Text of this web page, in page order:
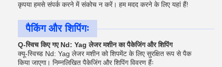
कृपया हमसे संपर्क करने में संकोच न करें। हम मदद करने के लिए यहां हैं!
पैकिंग और शिपिंगः
Q-स्विच किए गए Nd: Yag लेजर मशीन का पैकेजिंग और शिपिंग
क्यू-स्विच्ड Nd: Yag लेजर मशीन को शिपमेंट के लिए सुरक्षित रूप से पैक
किया जाएगा। निम्नलिखित पैकेजिंग और शिपिंग विवरण हैंः